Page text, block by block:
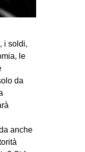
i soldi,
le
da
anche